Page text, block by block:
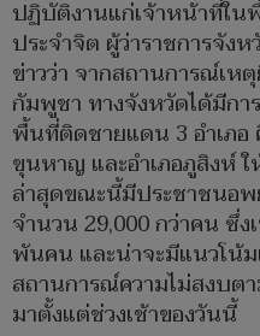
ปฏิบัติงานแก่เจ้าหน้าที่ใ
ประจำจิต ผู้ว่าราชการจัง
ข่าวว่า จากสถานการณ์เห
กัมพูชา ทางจังหวัดได้มีกา
พื้นที่ติดชายแดน 3 อำเภอ
ขุนหาญ และอำเภอภูสิงห์
ล่าสุดขณะนี้มีประชาชนอ
จำนวน 29,000 กว่าคน ซึ่
พันคน และน่าจะมีแนวโน้
สถานการณ์ความไม่สงบต
มาตั้งแต่ช่วงเช้าของวันนี้